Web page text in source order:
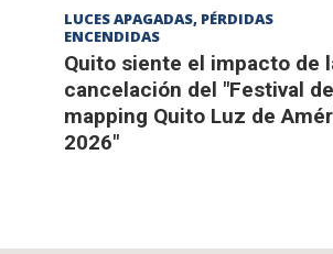
LUCES APAGADAS, PÉRDIDAS
ENCENDIDAS
Quito siente el impacto de
cancelación del "Festival de
mapping Quito Luz de
2026"